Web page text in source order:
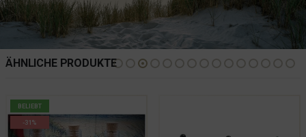
ÄHNLICHE PRODUKTE
BELIEBT
-31%